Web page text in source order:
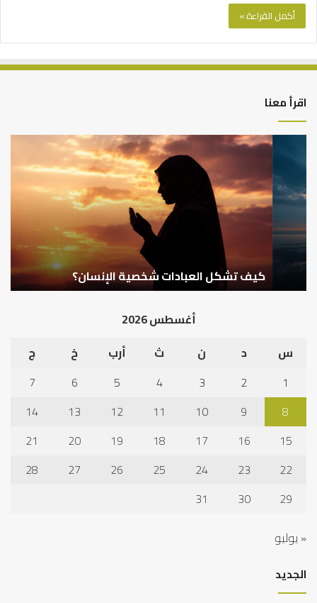
أكمل القراءة »
اقرأ معنا
كيف
العبادات
شخصية
الإنسان؟
كيف تشكل العبادات شخصية الإنسان؟
أغسطس 2026
س
د ن ث أرب خ
ج
1
2
3
4
5
6
7
8
9
10
11
12
13
14
15
16
17
18
19
20
21
22
23
24
25
26
27
28
29
30
31
« يوليو
الجديد